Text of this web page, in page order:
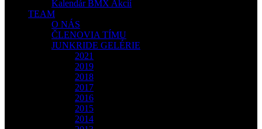
Kalendár BMX Akcií
TEAM
O NÁS
ČLENOVIA TÍMU
JUNKRIDE GELÉRIE
2021
2019
2018
2017
2016
2015
2014